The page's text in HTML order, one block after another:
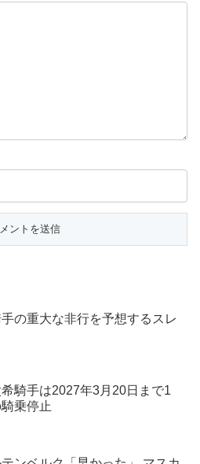
の重大な非行を予想するスレ
騎手は2027年3月20日まで1
乗停止